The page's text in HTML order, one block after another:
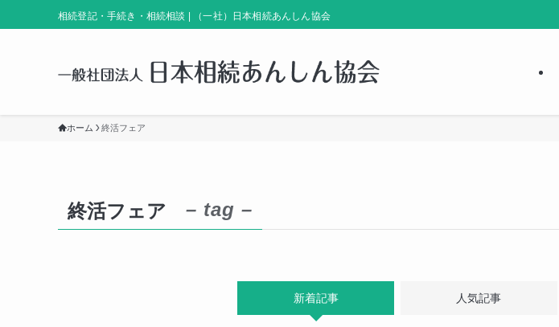
相続登記・手続き・相続相談 | （一社）日本相続あんしん協会
ホーム 終活フェア
終活フェア – tag –
新着記事 人気記事